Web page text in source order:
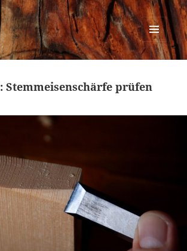
MENÜ
UND
Stemmeisenschärfe prüfen